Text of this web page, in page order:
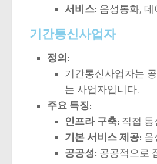
서비스: 음성통화,
기간통신사업자
정의:
기간통신사업자는
는 사업자입니다.
주요 특징:
인프라 구축: 직접 통
기본 서비스 제공: 음
공공성: 공공적으로